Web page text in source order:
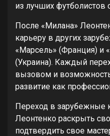
из лучших футболистов
После «Милана»
карьеру в других
«Марсель» (Франция) и
(Украина). Каждый
вызовом и
развитие как
Переход в зарубежные
Леонтенко раскрыть
подтвердить свое